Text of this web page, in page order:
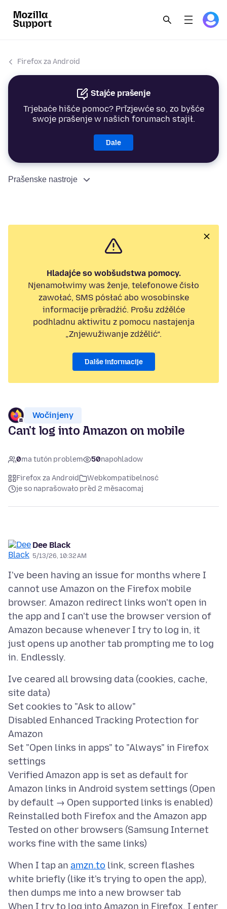
Firefox za Android
Stajće prašenje
Trjebaće hišće pomoc? Přizjewće so, zo byšće
swoje prašenje w našich forumach stajił.
Dale
Prašenske nastroje
Hladajće so wobšudstwa pomocy.
Njenamołwimy was ženje, telefonowe čisło
zawołać, SMS pósłać abo wosobinske
informacije přeradźić. Prošu zdźělće
podhladnu aktiwitu z pomocu nastajenja
„Znjewužiwanje zdźělić“.
Dalše informacije
Wočinjeny
Can't log into Amazon on mobile
0ma tutón problem 50napohladow
Firefox za Android
Webkompatibelnosć
je so naprašowało před 2 měsacomaj
Dee Black
5/13/26, 10:32 AM
I've been having an issue for months where I
cannot use Amazon on the Firefox mobile
browser. Amazon redirect links won't open in
the app and I can't use the browser version of
Amazon because whenever I try to log in, it
just opens up another tab prompting me to log
Ive ceared all browsing data (cookies, cache,
site data)
Set cookies to "Ask to allow"
Disabled Enhanced Tracking Protection for
Amazon
Set "Open links in apps" to "Always" in Firefox
settings
Verified Amazon app is set as default for
Amazon links in Android system settings (Open
by default → Open supported links is enabled)
Reinstalled both Firefox and the Amazon app
Tested on other browsers (Samsung Internet
When I tap an amzn.to link, screen flashes
white briefly (like it's trying to open the app),
then dumps me into a new browser tab
When I try to log into Amazon in Firefox, I enter